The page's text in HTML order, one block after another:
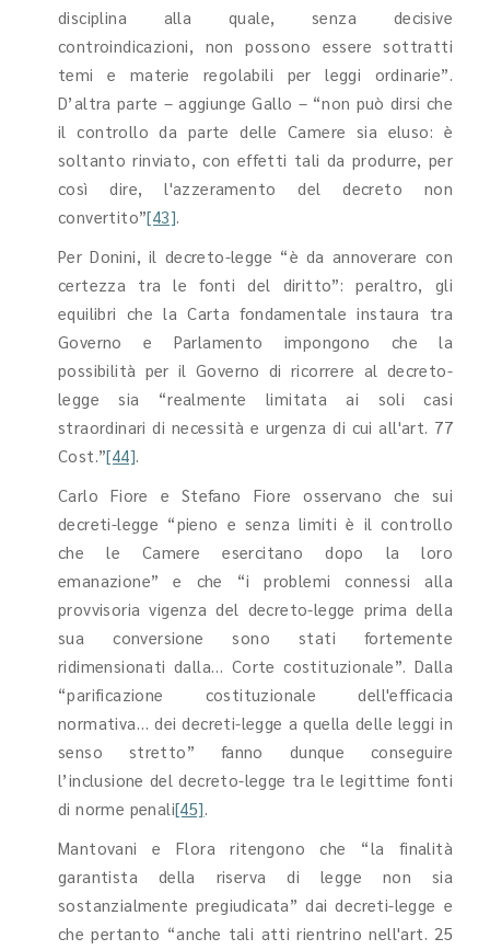
disciplina alla quale, senza decisive
controindicazioni, non possono essere sottratti
temi e materie regolabili per leggi ordinarie”.
D’altra parte – aggiunge Gallo – “non può dirsi che
il controllo da parte delle Camere sia eluso: è
soltanto rinviato, con effetti tali da produrre, per
così dire, l'azzeramento del decreto non
convertito”[43].
Per Donini, il decreto-legge “è da annoverare con
certezza tra le fonti del diritto”: peraltro, gli
equilibri che la Carta fondamentale instaura tra
Governo e Parlamento impongono che la
possibilità per il Governo di ricorrere al decreto-
legge sia “realmente limitata ai soli casi
straordinari di necessità e urgenza di cui all'art. 77
Cost.”[44].
Carlo Fiore e Stefano Fiore osservano che sui
decreti-legge “pieno e senza limiti è il controllo
che le Camere esercitano dopo la loro
emanazione” e che “i problemi connessi alla
provvisoria vigenza del decreto-legge prima della
sua conversione sono stati fortemente
ridimensionati dalla… Corte costituzionale”. Dalla
“parificazione costituzionale dell'efficacia
normativa… dei decreti-legge a quella delle leggi in
senso stretto” fanno dunque conseguire
l’inclusione del decreto-legge tra le legittime fonti
di norme penali[45].
Mantovani e Flora ritengono che “la finalità
garantista della riserva di legge non sia
sostanzialmente pregiudicata” dai decreti-legge e
che pertanto “anche tali atti rientrino nell'art. 25